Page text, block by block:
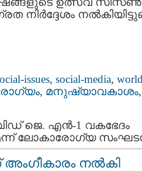
നിർദ്ദേശം
issues, social-media,
, മനുഷ്യാവകാശം,
ജെ. എൻ-1 വകഭേദം
ലോകാരോഗ്യ
അംഗീകാരം നല്‍കി